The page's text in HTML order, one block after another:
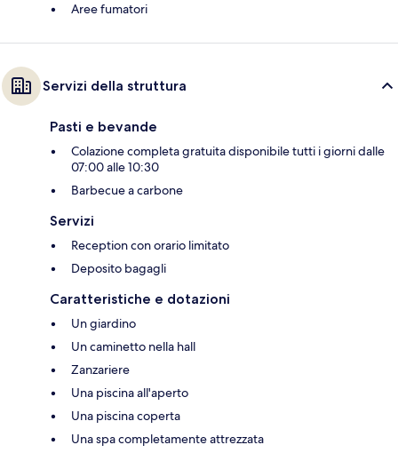
Aree fumatori
Servizi della struttura
Pasti e bevande
Colazione completa gratuita disponibile tutti i giorni dalle
07:00 alle 10:30
Barbecue a carbone
Servizi
Reception con orario limitato
Deposito bagagli
Caratteristiche e dotazioni
Un giardino
Un caminetto nella hall
Zanzariere
Una piscina all'aperto
Una piscina coperta
Una spa completamente attrezzata